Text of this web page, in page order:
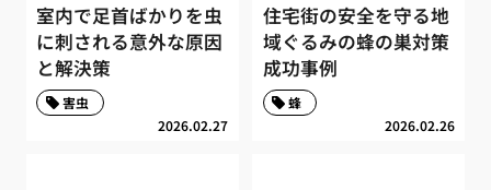
室内で足首ばかりを虫
に刺される意外な原因
と解決策
2026.02.27
害虫
住宅街の安全を守る地
域ぐるみの蜂の巣対策
成功事例
2026.02.26
蜂